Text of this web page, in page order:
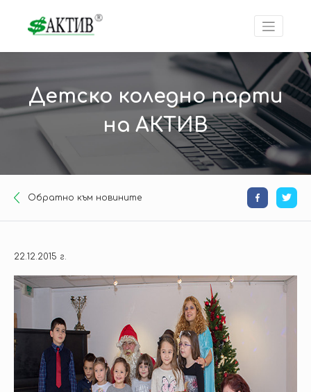
Детско коледно парти
на АКТИВ
Oбратно към новините
22.12.2015 г.